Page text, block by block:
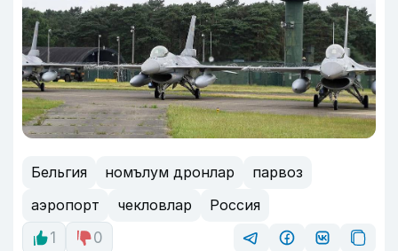
Бельгия номълум дронлар
парвоз
аэропорт
чекловлар
Россия
1
0